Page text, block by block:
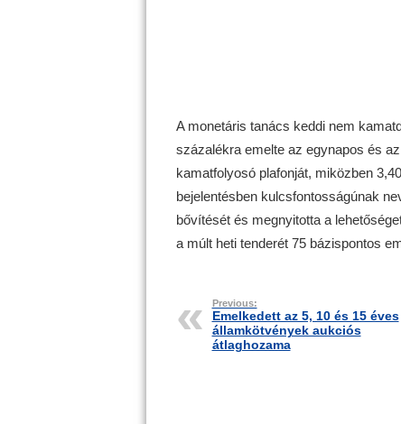
A monetáris tanács keddi nem
százalékra emelte az egynapos és
kamatfolyosó plafonját, miközben
bejelentésben kulcsfontosságúnak
bővítését és megnyitotta a
a múlt heti tenderét 75 bázispontos
Previous:
Emelkedett az 5, 10 és 15 éves
államkötvények aukciós
átlaghozama